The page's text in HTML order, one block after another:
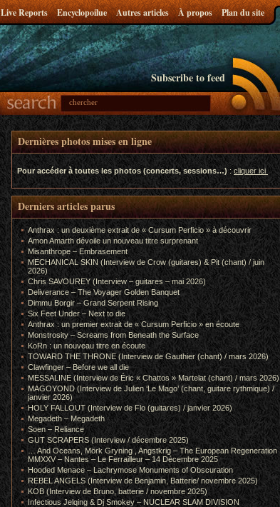
Live Reports Encyclopoilue Autres articles À propos Plan du site
Subscribe to feed
Dernières photos mises en ligne
Pour accéder à toutes les photos (concerts, sessions…):cliquer ici
Derniers articles parus
Anthrax : un deuxième extrait de « Cursum Perficio » à découvrir
Amon Amarth dévoile un nouveau titre surprenant
Misanthrope – Embrasement
MECHANICAL SKIN (Interview de Crow (guitares) & Pit (chant) / juin
2026)
Chris SAVOUREY (Interview – guitares – mai 2026)
Deliverance – The Voyager Golden Banquet
Dimmu Borgir – Grand Serpent Rising
Six Feet Under – Next to die
Anthrax : un premier extrait de « Cursum Perficio » en écoute
Monstrosity – Screams from Beneath the Surface
KoRn : un nouveau titre en écoute
TOWARD THE THRONE (Interview de Gauthier (chant) / mars 2026)
Clawfinger – Before we all die
MESSALINE (Interview de Éric « Chattos » Martelat (chant) / mars 2026)
MAGOYOND (Interview de Julien ‘Le Mago’ (chant, guitare rythmique) /
janvier 2026)
HOLY FALLOUT (Interview de Flo (guitares) / janvier 2026)
Megadeth – Megadeth
Soen – Reliance
GUT SCRAPERS (Interview / décembre 2025)
… And Oceans, Mörk Gryning , Angstkrig – The European Regeneration
MMXXV – Nantes – Le Ferrailleur – 14 Décembre 2025
Hooded Menace – Lachrymose Monuments of Obscuration
REBEL ANGELS (Interview de Benjamin, Batterie/ novembre 2025)
KOB (Interview de Bruno, batterie / novembre 2025)
Infectious Jelqing & Dj Smokey – NUCLEAR SLAM DIVISION